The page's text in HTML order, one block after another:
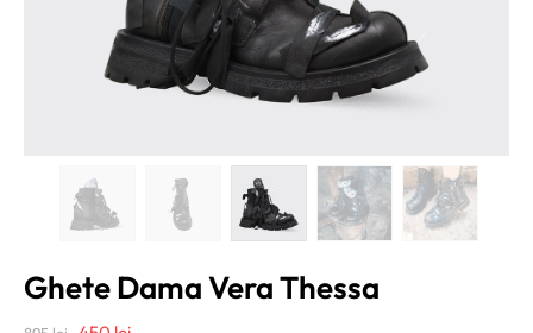
Ghete Dama Vera Thessa